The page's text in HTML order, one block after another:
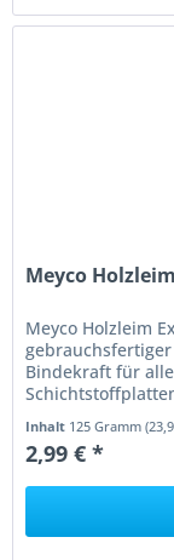
Meyco
Meyco Holzleim
Bindekraft für
Inhalt 125 Gramm
2,99 € *